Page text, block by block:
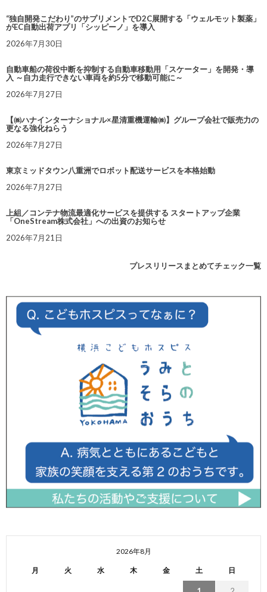
“独自開発こだわり”のサプリメントでD2C展開する「ウェルモット製薬」
がEC自動出荷アプリ「シッピーノ」を導入
2026年7月30日
自動車船の荷役中断を抑制する自動車移動用「スケーター」を開発・導
入 ～自力走行できない車両を約5分で移動可能に～
2026年7月27日
【㈱ハナインターナショナル×星清重機運輸㈱】グループ会社で販売力の
更なる強化ねらう
2026年7月27日
東京ミッドタウン八重洲でロボット配送サービスを本格始動
2026年7月27日
上組／コンテナ物流最適化サービスを提供する スタートアップ企業
「OneStream株式会社」への出資のお知らせ
2026年7月21日
プレスリリースまとめてチェック一覧
2026年8月
月 火 水 木 金 土 日